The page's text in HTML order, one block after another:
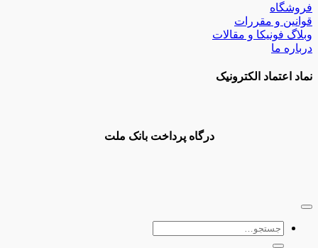
فروشگاه
قوانین و مقررات
وبلاگ فونیکا و مقالات
درباره ما
نماد اعتماد الکترونیک
درگاه پرداخت بانک ملت
جستجو